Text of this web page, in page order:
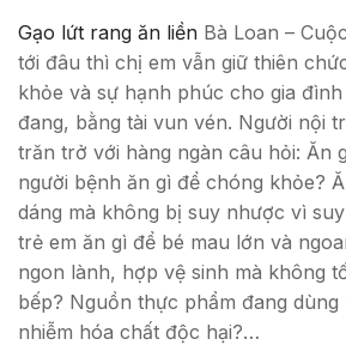
Gạo lứt rang ăn liền Bà Loan –
tới đâu thì chị em vẫn giữ thiên
khỏe và sự hạnh phúc cho gia
đang, bằng tài vun vén. Người nội
trăn trở với hàng ngàn câu hỏi: Ăn
người bệnh ăn gì để chóng khỏe?
dáng mà không bị suy nhược vì
trẻ em ăn gì để bé mau lớn và
ngon lành, hợp vệ sinh mà không
bếp? Nguồn thực phẩm đang dùng
nhiễm hóa chất độc hại?…